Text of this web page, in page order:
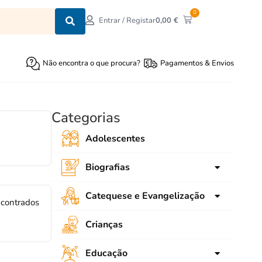
Entrar / Registar0,00€
0
Não encontra o que procura? Pagamentos & Envios
Categorias
Adolescentes
Biografias
para crianças
Adultos
Catequese e Evangelização
Ligações
Emaús
Crianças
Educação